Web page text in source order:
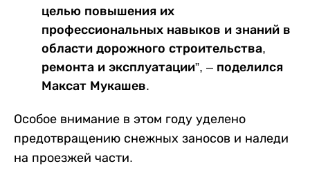
целью повышения их
профессиональных навыков и знаний в
области дорожного строительства,
ремонта и эксплуатации”, – поделился
Максат Мукашев.
Особое внимание в этом году уделено
предотвращению снежных заносов и наледи
на проезжей части.